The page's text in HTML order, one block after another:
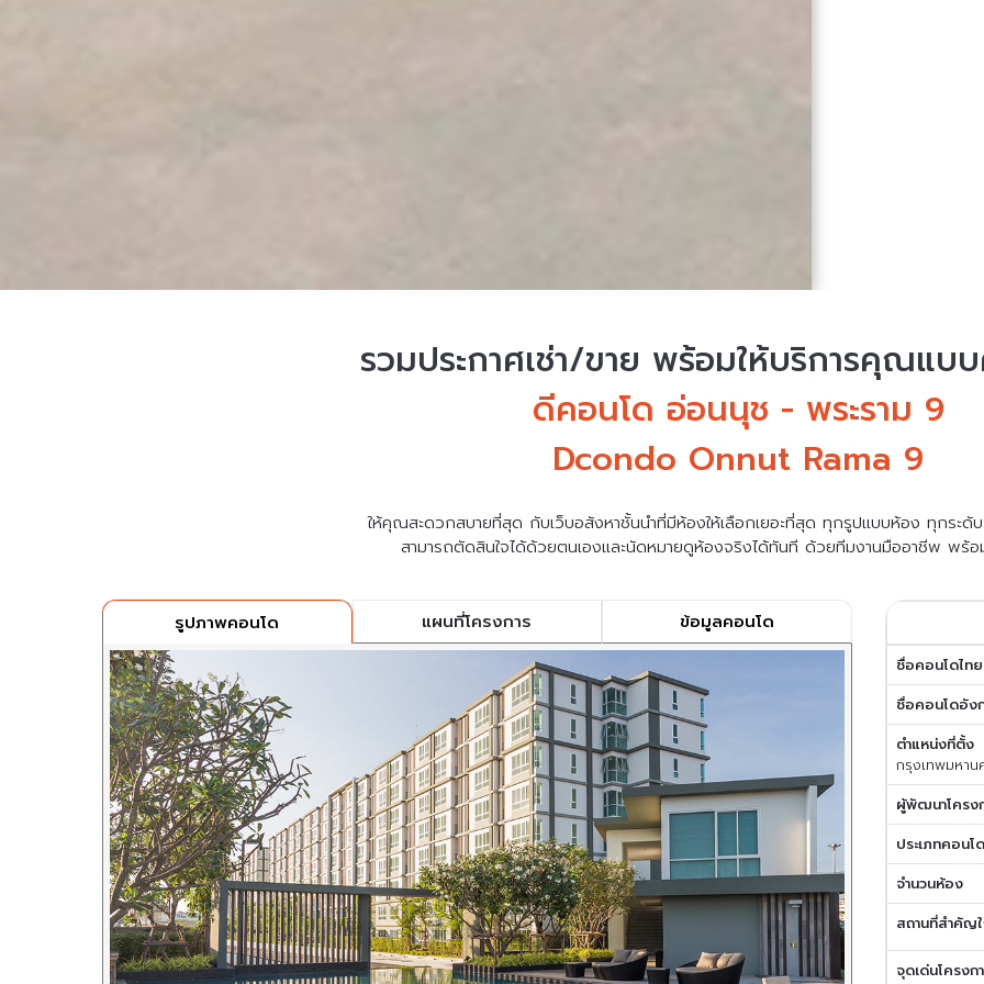
รวมประกาศเช่า/ขาย พร้อมให้บริการคุณแบ
ดีคอนโด อ่อนนุช - พระราม 9
Dcondo Onnut Rama 9
ให้คุณสะดวกสบายที่สุด กับเว็บอสังหาชั้นนำที่มีห้องให้เลือกเยอะที่สุด ทุกรูปแบบห้อง ทุกระดั
สามารถตัดสินใจได้ด้วยตนเองและนัดหมายดูห้องจริงได้ทันที ด้วยทีมงานมืออาชีพ พร้
รูปภาพคอนโด แผนที่โครงการ ข้อมูลคอนโด
ชื่อคอนโดไทย
ชื่อคอนโดอัง
ตำแหน่งที่ตั้ง
กรุงเทพมหาน
ผู้พัฒนาโครง
ประเภทคอนโด
จำนวนห้อง
สถานที่สำคัญ
จุดเด่นโครงก